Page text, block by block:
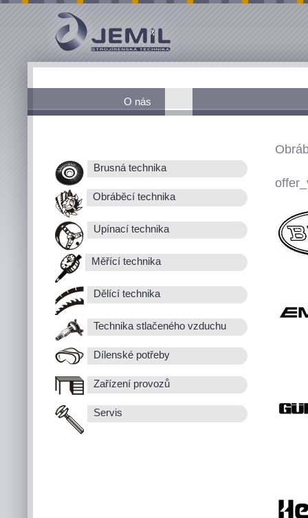
O nás
Brusná technika
Obráběcí technika
Upínací technika
Měřící technika
Dělící technika
Technika stlačeného vzduchu
Dílenské potřeby
Zařízení provozů
Servis